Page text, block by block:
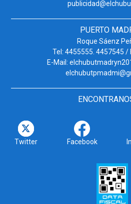
PUERTO
Roque Sáenz
Tel: 4455555. 4457545 /
E-Mail:
Twitter Facebook